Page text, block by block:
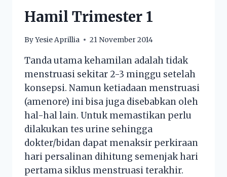
Hamil Trimester 1
ByYesie Aprillia 21 November 2014
Tanda utama kehamilan adalah tidak
menstruasi sekitar 2-3 minggu setelah
konsepsi. Namun ketiadaan menstruasi
(amenore) ini bisa juga disebabkan oleh
hal-hal lain. Untuk memastikan perlu
dilakukan tes urine sehingga
dokter/bidan dapat menaksir perkiraan
hari persalinan dihitung semenjak hari
pertama siklus menstruasi terakhir.